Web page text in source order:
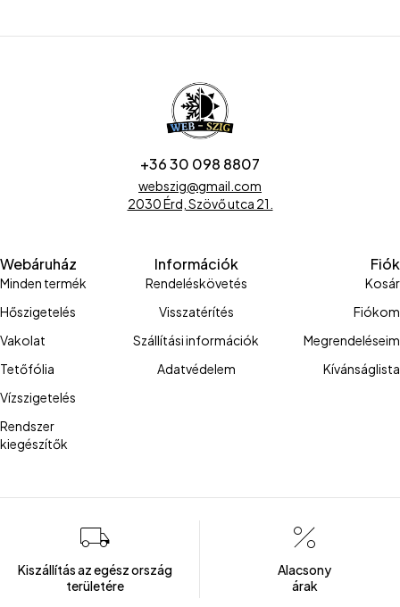
+36 30 098 8807
webszig@gmail.com
2030 Érd, Szövő utca 21.
Webáruház
Minden termék
Hőszigetelés
Vakolat
Tetőfólia
Vízszigetelés
Rendszer
kiegészítők
Információk
Rendeléskövetés
Visszatérítés
Szállítási információk
Adatvédelem
Fiók
Kosár
Fiókom
Megrendeléseim
Kívánságlista
Kiszállítás az egész ország
területére
Alacsony
árak